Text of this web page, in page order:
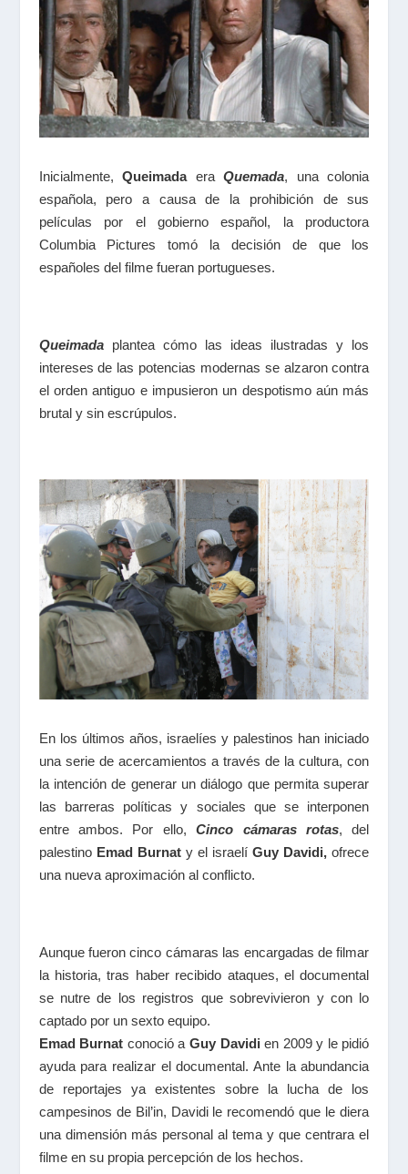
Inicialmente,QueimadaeraQuemada, una colonia
española, pero a causa de la prohibición de sus
películas por el gobierno español, la productora
Columbia Pictures tomó la decisión de que los
españoles del filme fueran portugueses.
Queimadaplantea cómo las ideas ilustradas y los
intereses de las potencias modernas se alzaron contra
el orden antiguo e impusieron un despotismo aún más
brutal y sin escrúpulos.
En los últimos años, israelíes y palestinos han iniciado
una serie de acercamientos a través de la cultura, con
la intención de generar un diálogo que permita superar
las barreras políticas y sociales que se interponen
entre ambos. Por ello,Cinco cámaras rotas, del
palestino Emad Burnaty el israelíGuy Davidi, ofrece
una nueva aproximación al conflicto.
Aunque fueron cinco cámaras las encargadas de filmar
la historia, tras haber recibido ataques, el documental
se nutre de los registros que sobrevivieron y con lo
captado por un sexto equipo.
Emad Burnat conoció a Guy Davidi en 2009 y le pidió
ayuda para realizar el documental. Ante la abundancia
de reportajes ya existentes sobre la lucha de los
campesinos de Bil’in, Davidi le recomendó que le diera
una dimensión más personal al tema y que centrara el
filme en su propia percepción de los hechos.